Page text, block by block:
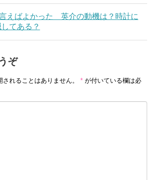
えばよかった 英介の動機は？時計に
てある？
ぞ
れることはありません。 * が付いている欄は必